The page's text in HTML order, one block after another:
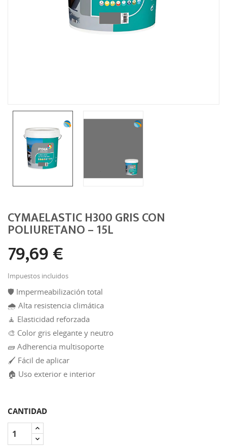
CYMAELASTIC H300 GRIS CON
POLIURETANO – 15L
79,69 €
Impuestos incluidos
🛡️ Impermeabilización total
🌧️ Alta resistencia climática
🧘 Elasticidad reforzada
🎨 Color gris elegante y neutro
🧱 Adherencia multisoporte
🖌️ Fácil de aplicar
🏠 Uso exterior e interior
CANTIDAD